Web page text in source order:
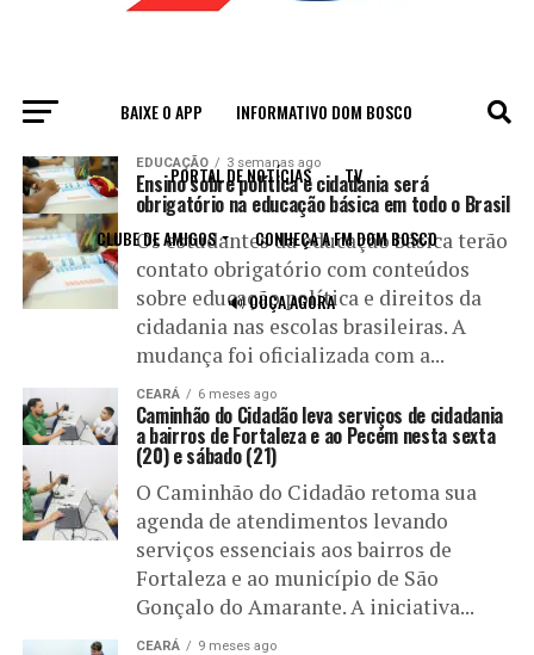
BAIXE O APP INFORMATIVO DOM BOSCO
PORTAL DE NOTÍCIAS TV
CLUBE DE AMIGOS CONHEÇA A FM DOM BOSCO
🔊 OUÇA AGORA
All posts tagged "Cidadania"
EDUCAÇÃO 3 semanas ago
Ensino sobre política e cidadania será
obrigatório na educação básica em todo o Brasil
Os estudantes da educação básica terão
contato obrigatório com conteúdos
sobre educação política e direitos da
cidadania nas escolas brasileiras. A
mudança foi oficializada com a...
CEARÁ 6 meses ago
Caminhão do Cidadão leva serviços de cidadania
a bairros de Fortaleza e ao Pecém nesta sexta
(20) e sábado (21)
O Caminhão do Cidadão retoma sua
agenda de atendimentos levando
serviços essenciais aos bairros de
Fortaleza e ao município de São
Gonçalo do Amarante. A iniciativa...
CEARÁ 9 meses ago